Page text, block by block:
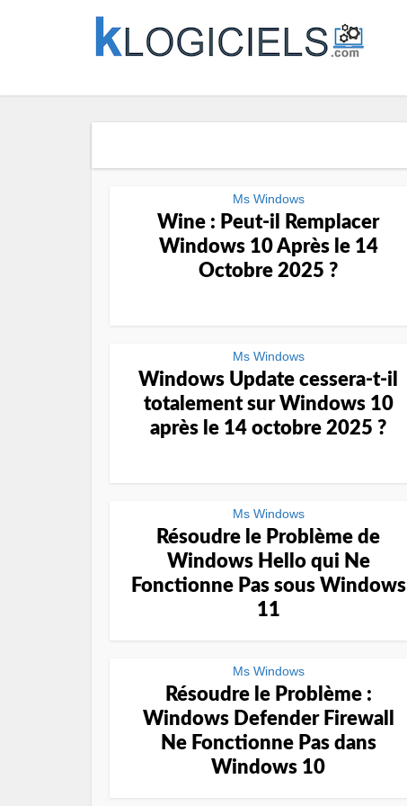
Ms Windows
Wine : Peut-il Remplacer
Windows 10 Après le 14
Octobre 2025 ?
Ms Windows
Windows Update cessera-t-il
totalement sur Windows 10
après le 14 octobre 2025 ?
Ms Windows
Résoudre le Problème de
Windows Hello qui Ne
Fonctionne Pas sous Windows
11
Ms Windows
Résoudre le Problème :
Windows Defender Firewall
Ne Fonctionne Pas dans
Windows 10